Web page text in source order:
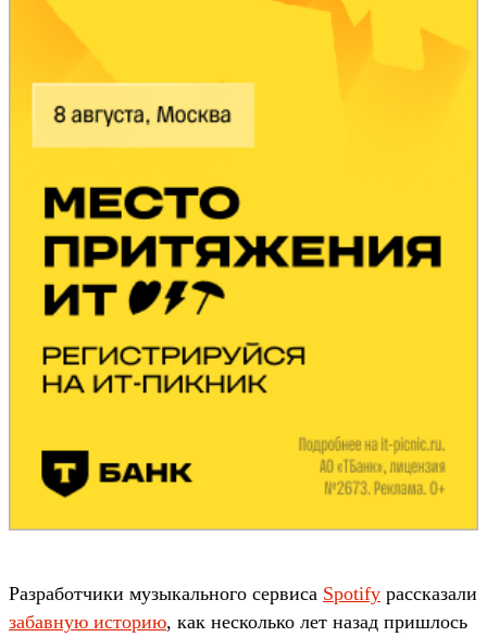
Разработчики музыкального сервиса Spotify рассказали
забавную историю, как несколько лет назад пришлось